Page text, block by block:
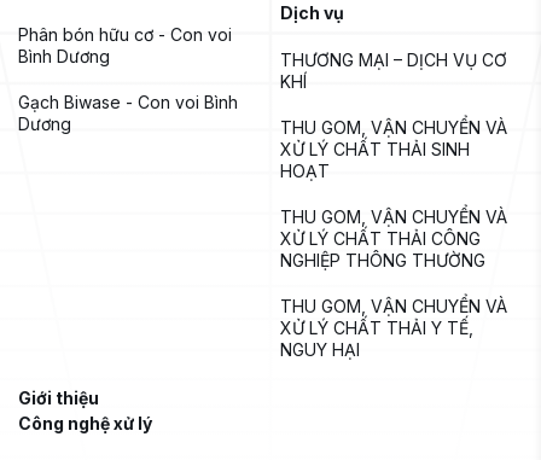
Phân bón hữu cơ - Con voi
Bình Dương
Gạch Biwase - Con voi Bình
Dương
Giới thiệu
Công nghệ xử lý
Dịch vụ
THƯƠNG MẠI – DỊCH VỤ CƠ
KHÍ
THU GOM, VẬN CHUYỂN VÀ
XỬ LÝ CHẤT THẢI SINH
HOẠT
THU GOM, VẬN CHUYỂN VÀ
XỬ LÝ CHẤT THẢI CÔNG
NGHIỆP THÔNG THƯỜNG
THU GOM, VẬN CHUYỂN VÀ
XỬ LÝ CHẤT THẢI Y TẾ,
NGUY HẠI